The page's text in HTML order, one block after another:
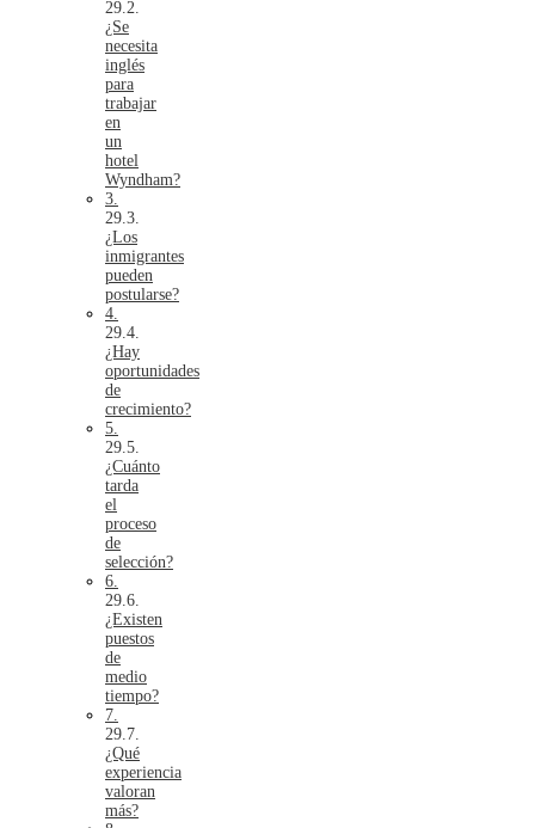
¿Se
necesita
inglés
para
trabajar
en
un
hotel
Wyndham?
3.
¿Los
inmigrantes
pueden
postularse?
4.
¿Hay
oportunidades
de
crecimiento?
5.
¿Cuánto
tarda
el
proceso
de
selección?
6.
¿Existen
puestos
de
medio
tiempo?
7.
¿Qué
experiencia
valoran
más?